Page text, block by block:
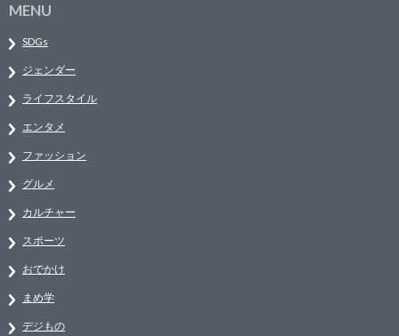
MENU
SDGs
ジェンダー
ライフスタイル
エンタメ
ファッション
グルメ
カルチャー
スポーツ
おでかけ
まめ学
デジもの